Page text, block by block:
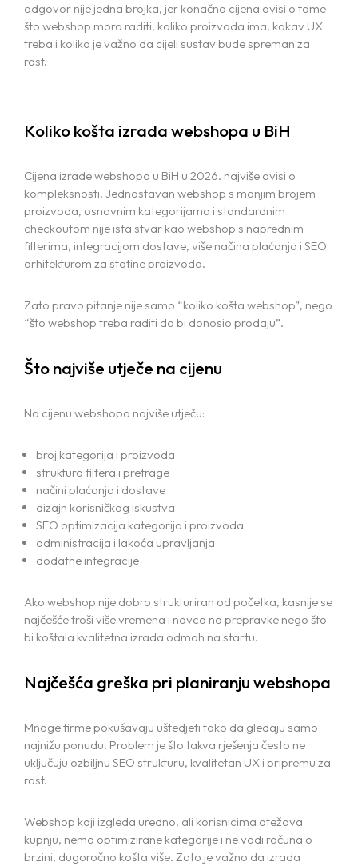
odgovor nije jedna brojka, jer konačna cijena ovisi o tome
što webshop mora raditi, koliko proizvoda ima, kakav UX
treba i koliko je važno da cijeli sustav bude spreman za
rast.
Koliko košta izrada webshopa u BiH
Cijena izrade webshopa u BiH u 2026. najviše ovisi o
kompleksnosti. Jednostavan webshop s manjim brojem
proizvoda, osnovnim kategorijama i standardnim
checkoutom nije ista stvar kao webshop s naprednim
filterima, integracijom dostave, više načina plaćanja i SEO
arhitekturom za stotine proizvoda.
Zato pravo pitanje nije samo “koliko košta webshop”, nego
“što webshop treba raditi da bi donosio prodaju”.
Što najviše utječe na cijenu
Na cijenu webshopa najviše utječu:
broj kategorija i proizvoda
struktura filtera i pretrage
načini plaćanja i dostave
dizajn korisničkog iskustva
SEO optimizacija kategorija i proizvoda
administracija i lakoća upravljanja
dodatne integracije
Ako webshop nije dobro strukturiran od početka, kasnije se
najčešće troši više vremena i novca na prepravke nego što
bi koštala kvalitetna izrada odmah na startu.
Najčešća greška pri planiranju webshopa
Mnoge firme pokušavaju uštedjeti tako da gledaju samo
najnižu ponudu. Problem je što takva rješenja često ne
uključuju ozbiljnu SEO strukturu, kvalitetan UX i pripremu za
rast.
Webshop koji izgleda uredno, ali korisnicima otežava
kupnju, nema optimizirane kategorije i ne vodi računa o
brzini, dugoročno košta više. Zato je važno da izrada